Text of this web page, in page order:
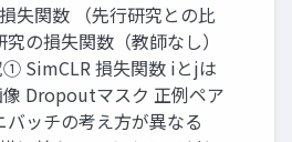
失関数 （先行研究との比
の損失関数（教師なし）
SimCLR 損失関数 iとjは
Dropoutマスク 正例ペア
バッチの考え方が異なる